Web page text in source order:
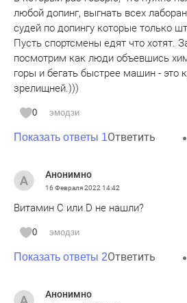
любой допинг, выгнать всех
судей по допингу которые только
Пусть спортсмены едят что хотят.
посмотрим как люди объевшись
горы и бегать быстрее машин - это
зрелищней.)))
0 эмодзи
Показать ответы 1Ответить
Анонимно
16 Февраля 2022 14:42
Витамин С или D не нашли?
0 эмодзи
Показать ответы 2Ответить
Анонимно